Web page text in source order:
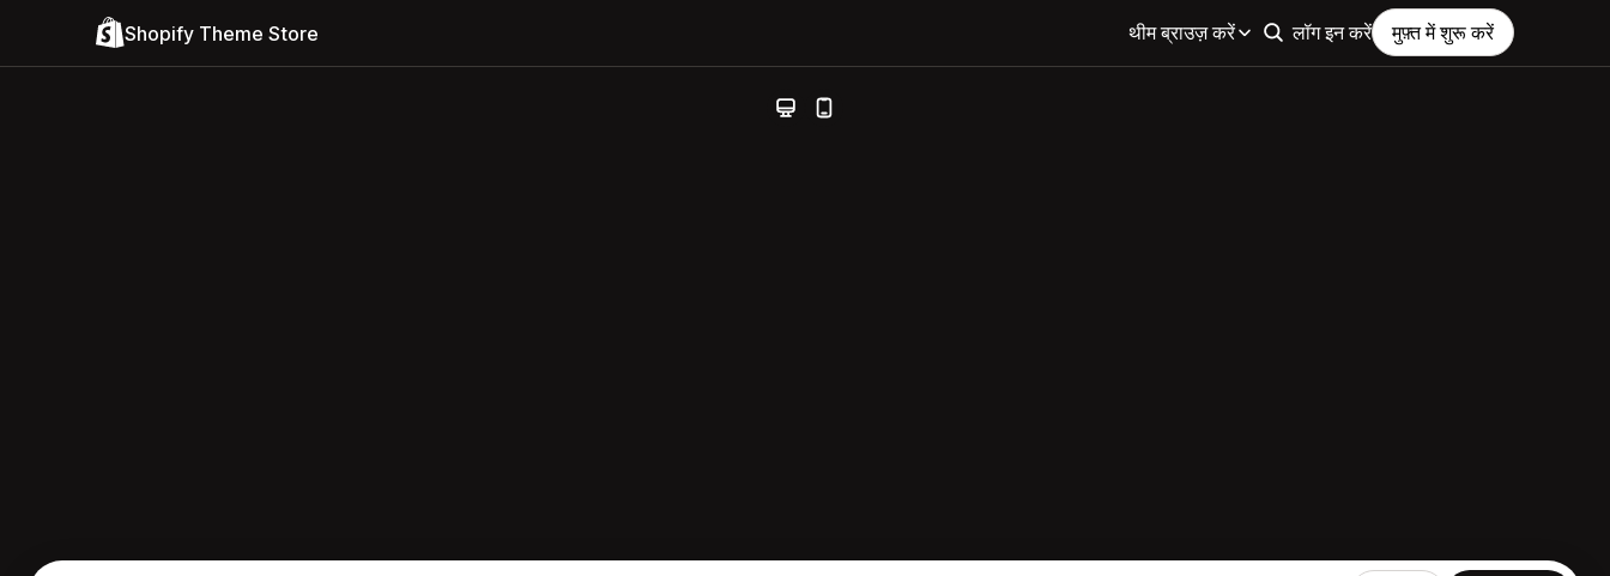
Shopify Theme Store थीम ब्राउज़ करें लॉग इन करें मुफ़्त में शुरू करें